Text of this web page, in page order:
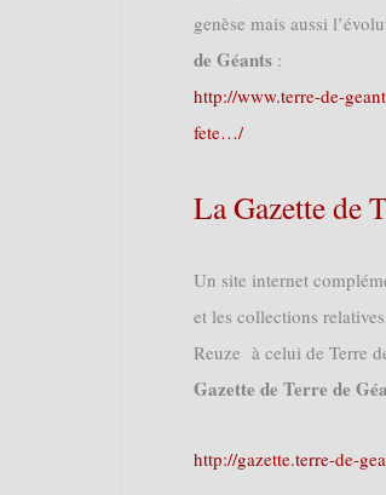
genèse mais aussi
de Géants :
http://www.terre-de-
fete…/
La Gazette de
Un site internet
et les collections
Reuze à celui de Terre
Gazette de Terre de
http://gazette.terre-de-